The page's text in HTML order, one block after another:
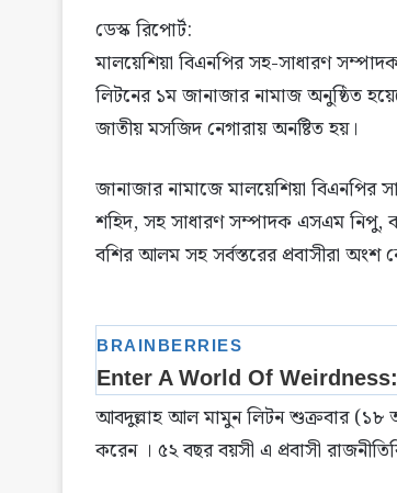
ডেস্ক রিপোর্ট:
মালয়েশিয়া বিএনপির সহ-সাধারণ
লিটনের ১ম জানাজার নামাজ অনুষ্ঠিত
জাতীয় মসজিদ নেগারায় অনষ্টিত হয়।
জানাজার নামাজে মালয়েশিয়া বিএনপির
শহিদ, সহ সাধারণ সম্পাদক এসএম নিপু,
বশির আলম সহ সর্বস্তরের প্রবাসীরা অংশ
আবদুল্লাহ আল মামুন লিটন শুক্রবার (১৮
করেন । ৫২ বছর বয়সী এ প্রবাসী